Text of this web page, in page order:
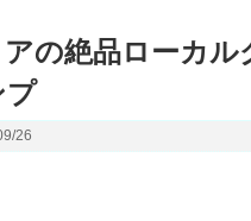
アの絶品ローカ
プ
26